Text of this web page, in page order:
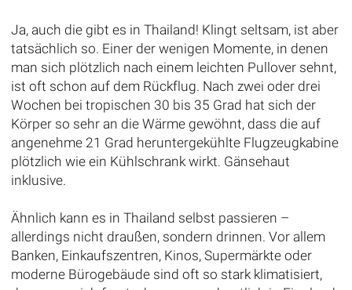
Ja, auch die gibt es in Thailand! Klingt seltsam, ist aber
tatsächlich so. Einer der wenigen Momente, in denen
man sich plötzlich nach einem leichten Pullover sehnt,
ist oft schon auf dem Rückflug. Nach zwei oder drei
Wochen bei tropischen 30 bis 35 Grad hat sich der
Körper so sehr an die Wärme gewöhnt, dass die auf
angenehme 21 Grad heruntergekühlte Flugzeugkabine
plötzlich wie ein Kühlschrank wirkt. Gänsehaut
inklusive.
Ähnlich kann es in Thailand selbst passieren –
allerdings nicht draußen, sondern drinnen. Vor allem
Banken, Einkaufszentren, Kinos, Supermärkte oder
moderne Bürogebäude sind oft so stark klimatisiert,